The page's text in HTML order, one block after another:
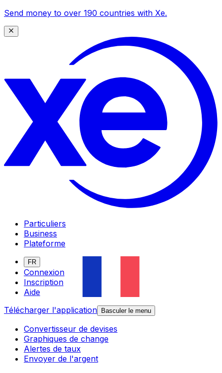
Send money to over 190 countries with Xe.
Particuliers
Business
Plateforme
FR
Connexion
Inscription
Aide
Télécharger l'application
Basculer le menu
Convertisseur de devises
Graphiques de change
Alertes de taux
Envoyer de l'argent